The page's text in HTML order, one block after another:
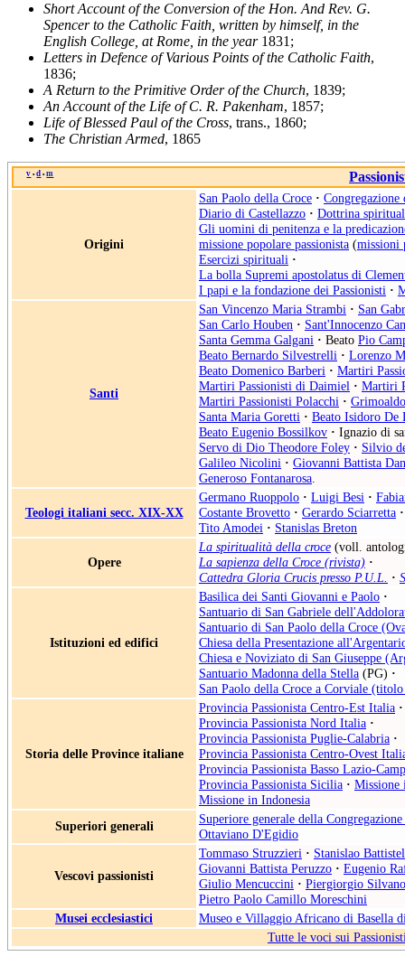
Short Account of the Conversion of the Hon. And Rev. G.
Spencer to the Catholic Faith, written by himself, in the
English College, at Rome, in the year1831;
Letters in Defence of Various Points of the Catholic Faith,
1836;
A Return to the Primitive Order of the Church, 1839;
An Account of the Life of C. R. Pakenham, 1857;
Life of Blessed Paul of the Cross, trans., 1860;
The Christian Armed, 1865
v • d • m
Origini
San Paolo della Croce · Congregazione
Diario di Castellazzo · Dottrina
Gli uomini di penitenza e la
missione popolare passionista (missioni
Esercizi spirituali ·
La bolla Supremi apostolatus di
I papi e la fondazione dei Passionisti ·
Santi
San Vincenzo Maria Strambi · San
San Carlo Houben · Sant'Innocenzo
Santa Gemma Galgani · Beato Pio
Beato Bernardo Silvestrelli · Lorenzo
Beato Domenico Barberi · Martiri
Martiri Passionisti di Daimiel · Martiri
Martiri Passionisti Polacchi ·
Santa Maria Goretti · Beato Isidoro De
Beato Eugenio Bossilkov · Ignazio di
Servo di Dio Theodore Foley · Silvio
Galileo Nicolini · Giovanni Battista
Generoso Fontanarosa.
Teologi italiani secc. XIX-XX
Germano Ruoppolo · Luigi Besi ·
Costante Brovetto · Gerardo Sciarretta ·
Tito Amodei · Stanislas Breton
Opere
La spiritualità della croce (voll.
La sapienza della Croce (rivista) ·
Cattedra Gloria Crucis presso P.U.L. ·
Istituzioni ed edifici
Basilica dei Santi Giovanni e Paolo ·
Santuario di San Gabriele
Santuario di San Paolo della Croce
Chiesa della Presentazione
Chiesa e Noviziato di San Giuseppe
Santuario Madonna della Stella (PG) ·
San Paolo della Croce a Corviale
Storia delle Province italiane
Provincia Passionista Centro-Est Italia ·
Provincia Passionista Nord Italia ·
Provincia Passionista Puglie-Calabria ·
Provincia Passionista Centro-Ovest
Provincia Passionista Basso Lazio-
Provincia Passionista Sicilia · Missione
Missione in Indonesia
Superiori generali
Superiore generale della
Ottaviano D'Egidio
Vescovi passionisti
Tommaso Struzzieri · Stanislao
Giovanni Battista Peruzzo · Eugenio
Giulio Mencuccini · Piergiorgio
Pietro Paolo Camillo Moreschini
Musei ecclesiastici
Museo e Villaggio Africano di Basella
Tutte le voci sui